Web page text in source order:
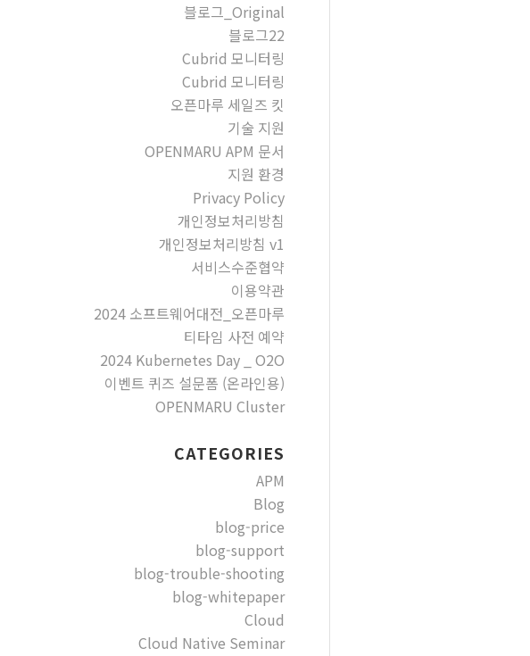
블로그_Original
블로그22
Cubrid 모니터링
Cubrid 모니터링
오픈마루 세일즈 킷
기술 지원
OPENMARU APM 문서
지원 환경
Privacy Policy
개인정보처리방침
개인정보처리방침 v1
서비스수준협약
이용약관
2024 소프트웨어대전_오픈마루
티타임 사전 예약
2024 Kubernetes Day _ O2O
이벤트 퀴즈 설문폼 (온라인용)
OPENMARU Cluster
CATEGORIES
APM
Blog
blog-price
blog-support
blog-trouble-shooting
blog-whitepaper
Cloud
Cloud Native Seminar